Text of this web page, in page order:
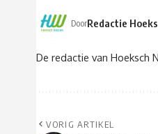
DoorRedactie
De redactie van Hoeksch
VORIG ARTIKEL